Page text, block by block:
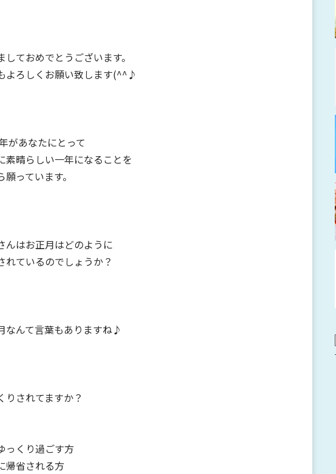
しておめでとうございます。
よろしくお願い致します(^^♪
があなたにとって
素晴らしい一年になることを
願っています。
んはお正月はどのように
れているのでしょうか？
なんて言葉もありますね♪
りされてますか？
っくり過ごす方
帰省される方